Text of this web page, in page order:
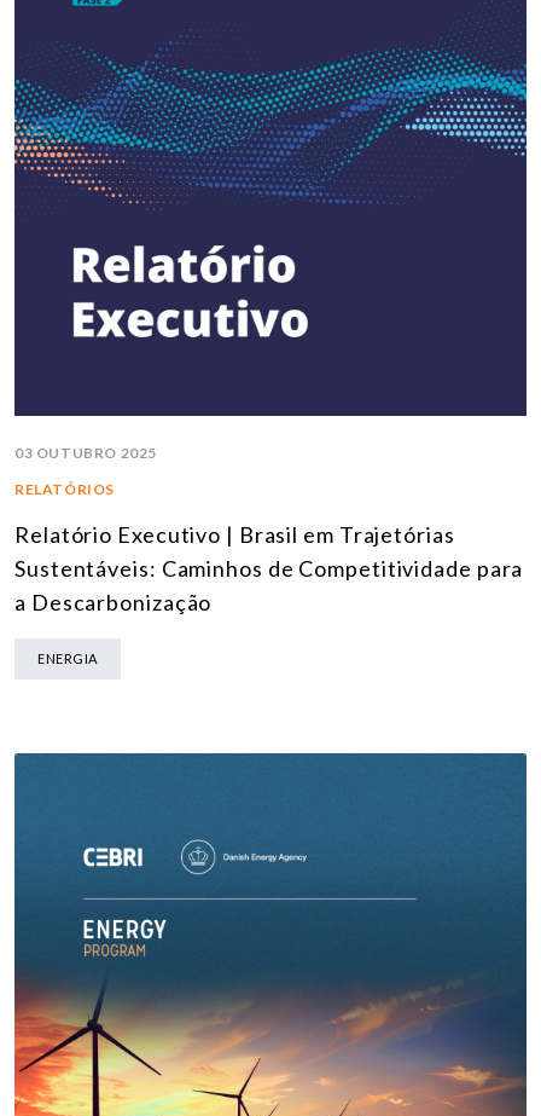
03 OUTUBRO 2025
RELATÓRIOS
Relatório Executivo | Brasil em Trajetórias
Sustentáveis: Caminhos de Competitividade para
a Descarbonização
ENERGIA